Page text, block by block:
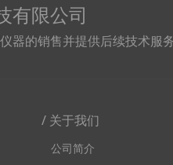
有限公司
器的销售并提供后续技术服
/ 关于我们
公司简介